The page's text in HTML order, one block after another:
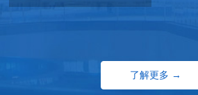
了解更多 →